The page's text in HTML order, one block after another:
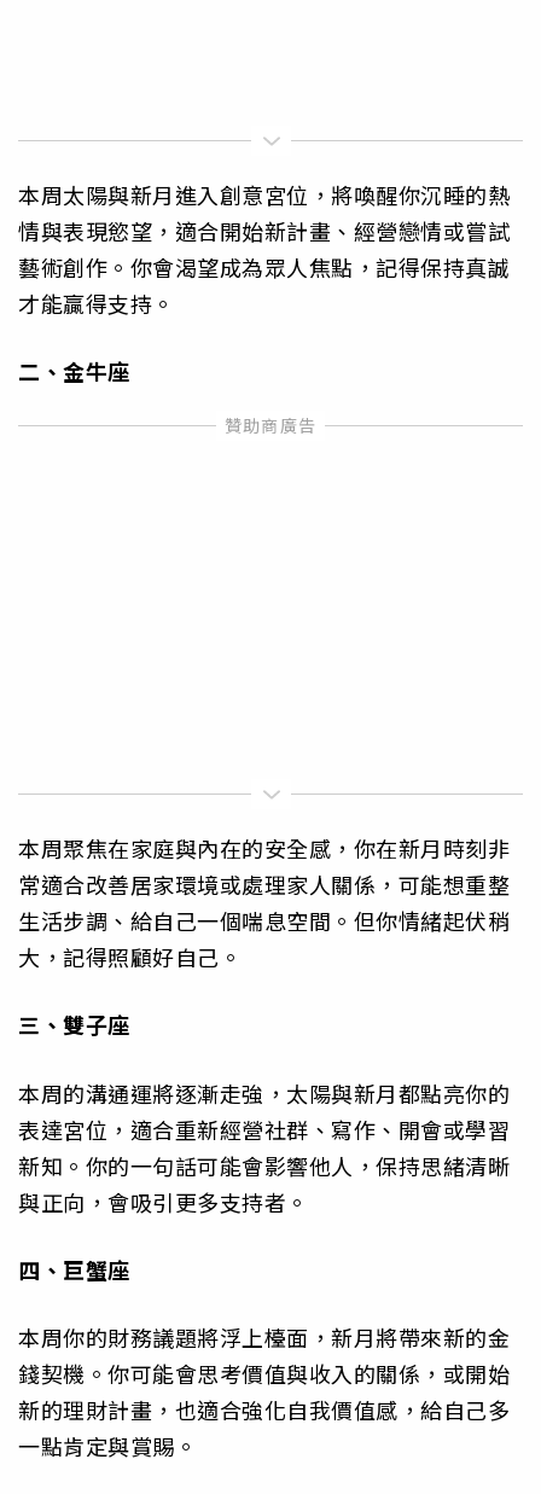
本周太陽與新月進入創意宮位，將喚醒你沉睡的熱
情與表現慾望，適合開始新計畫、經營戀情或嘗試
藝術創作。你會渴望成為眾人焦點，記得保持真誠
才能贏得支持。
二、金牛座
本周聚焦在家庭與內在的安全感，你在新月時刻非
常適合改善居家環境或處理家人關係，可能想重整
生活步調、給自己一個喘息空間。但你情緒起伏稍
大，記得照顧好自己。
三、雙子座
本周的溝通運將逐漸走強，太陽與新月都點亮你的
表達宮位，適合重新經營社群、寫作、開會或學習
新知。你的一句話可能會影響他人，保持思緒清晰
與正向，會吸引更多支持者。
四、巨蟹座
本周你的財務議題將浮上檯面，新月將帶來新的金
錢契機。你可能會思考價值與收入的關係，或開始
新的理財計畫，也適合強化自我價值感，給自己多
一點肯定與賞賜。